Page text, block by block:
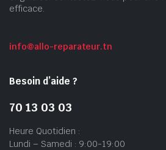
efficace.
info@allo-reparateur.tn
Besoin d’aide ?
70 13 03 03
Heure Quotidien :
Lundi – Samedi : 9:00-19:00